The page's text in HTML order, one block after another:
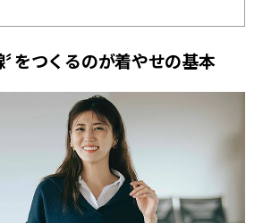
〞をつくるのが着やせの基本